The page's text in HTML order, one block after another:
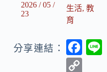
2026 / 05 /
23
生活,教
育
分享連結：
F